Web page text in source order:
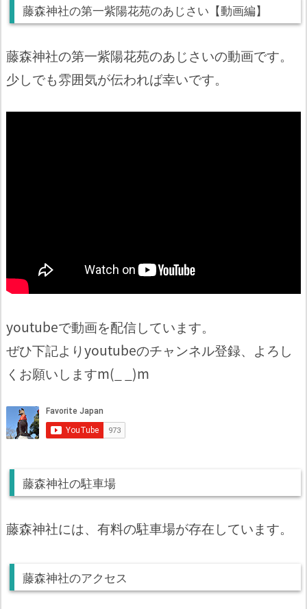
藤森神社の第一紫陽花苑のあじさい【動画編】
藤森神社の第一紫陽花苑のあじさいの動画です。
少しでも雰囲気が伝われば幸いです。
youtubeで動画を配信しています。
ぜひ下記よりyoutubeのチャンネル登録、よろし
くお願いしますm(_ _)m
藤森神社の駐車場
藤森神社には、有料の駐車場が存在しています。
藤森神社のアクセス